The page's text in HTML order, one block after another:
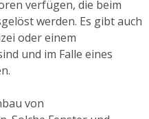
verfügen, die beim
werden. Es gibt auch
oder einem
und im Falle eines
von